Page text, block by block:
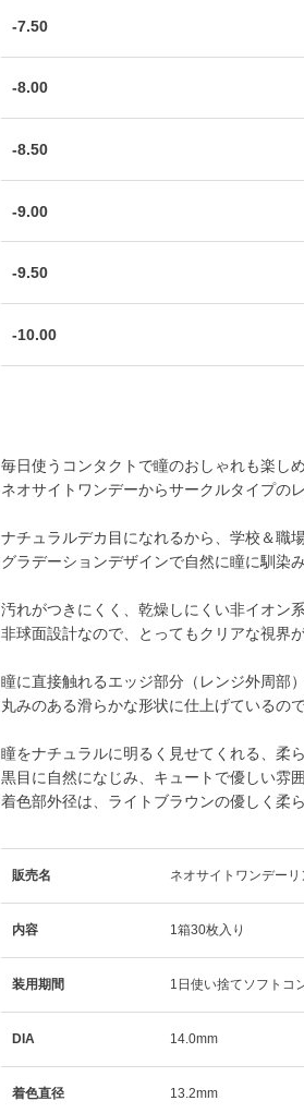
-7.50
-8.00
-8.50
-9.00
-9.50
-10.00
毎日使うコンタクトで瞳のおしゃれも楽しめ
ネオサイトワンデーからサークルタイプの
ナチュラルデカ目になれるから、学校＆職
グラデーションデザインで自然に瞳に馴染
汚れがつきにくく、乾燥しにくい非イオン
非球面設計なので、とってもクリアな視界
瞳に直接触れるエッジ部分（レンジ外周部）
丸みのある滑らかな形状に仕上げているの
瞳をナチュラルに明るく見せてくれる、柔
黒目に自然になじみ、キュートで優しい雰囲
着色部外径は、ライトブラウンの優しく柔
販売名 ネオサイトワンデー
内容 1箱30枚入り
装用期間 1日使い捨てソフトコ
DIA 14.0mm
着色直径 13.2mm